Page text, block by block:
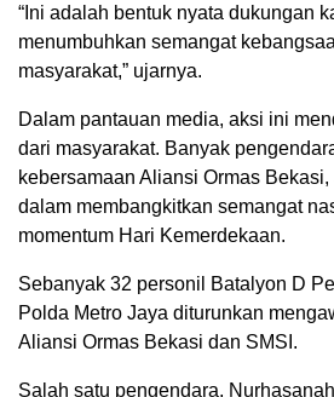
“Ini adalah bentuk nyata dukungan
menumbuhkan semangat
masyarakat,” ujarnya.
Dalam pantauan media, aksi ini
dari masyarakat. Banyak
kebersamaan Aliansi Ormas
dalam membangkitkan semangat
momentum Hari Kemerdekaan.
Sebanyak 32 personil Batalyon D
Polda Metro Jaya diturunkan
Aliansi Ormas Bekasi dan SMSI.
Salah satu pengendara,